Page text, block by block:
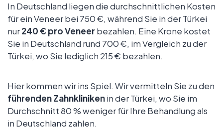
In Deutschland liegen die durchschnittlichen Kosten
für ein Veneer bei 750 €, während Sie in der Türkei
nur240 € pro Veneer bezahlen. Eine Krone kostet
Sie in Deutschland rund 700 €, im Vergleich zu der
Türkei, wo Sie lediglich 215 € bezahlen.
Hier kommen wir ins Spiel. Wir vermitteln Sie zu den
führenden Zahnklinikenin der Türkei, wo Sie im
Durchschnitt 80 % weniger für Ihre Behandlung als
in Deutschland zahlen.